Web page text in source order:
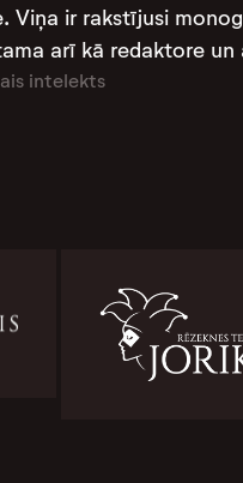
Viņa ir rakstījusi
arī kā redaktore
intelekts